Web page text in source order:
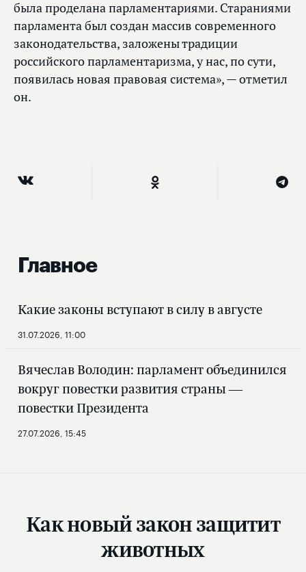
была проделана парламентариями. Стараниями
парламента был создан массив современного
законодательства, заложены традиции
российского парламентаризма, у нас, по сути,
появилась новая правовая система», — отметил
он.
Главное
Какие законы вступают в силу в августе
31.07.2026, 11:00
Вячеслав Володин: парламент объединился
вокруг повестки развития страны —
повестки Президента
27.07.2026, 15:45
Как новый закон защитит
животных